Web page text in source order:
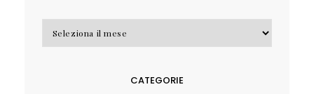
CATEGORIE